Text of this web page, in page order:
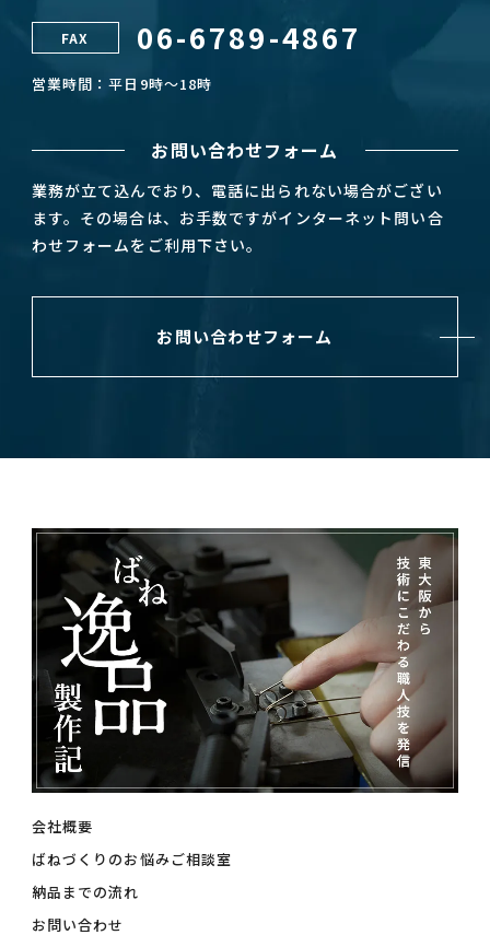
FAX 06-6789-4867
営業時間：平日9時～18時
お問い合わせフォーム
業務が立て込んでおり、電話に出られない場合がござい
ます。その場合は、お手数ですがインターネット問い合
わせフォームをご利用下さい。
お問い合わせフォーム
会社概要
ばねづくりのお悩みご相談室
納品までの流れ
お問い合わせ